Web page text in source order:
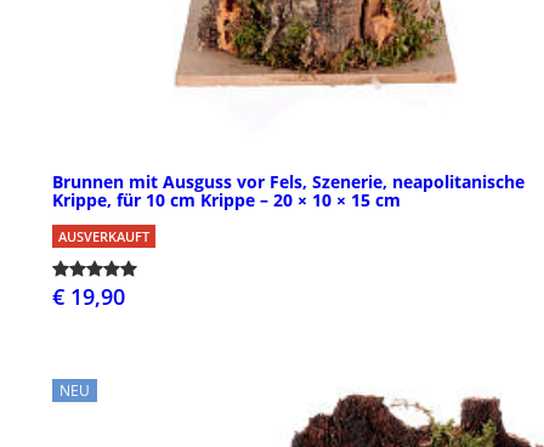
Brunnen mit Ausguss vor Fels, Szenerie, neapolitanische
Krippe, für 10 cm Krippe – 20 × 10 × 15 cm
AUSVERKAUFT
€ 19,90
NEU